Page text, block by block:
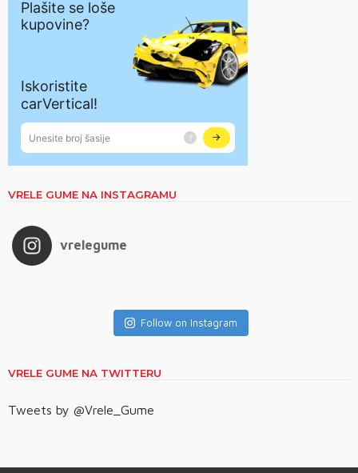
VRELE GUME NA INSTAGRAMU
vrelegume
Follow on Instagram
VRELE GUME NA TWITTERU
Tweets by @Vrele_Gume